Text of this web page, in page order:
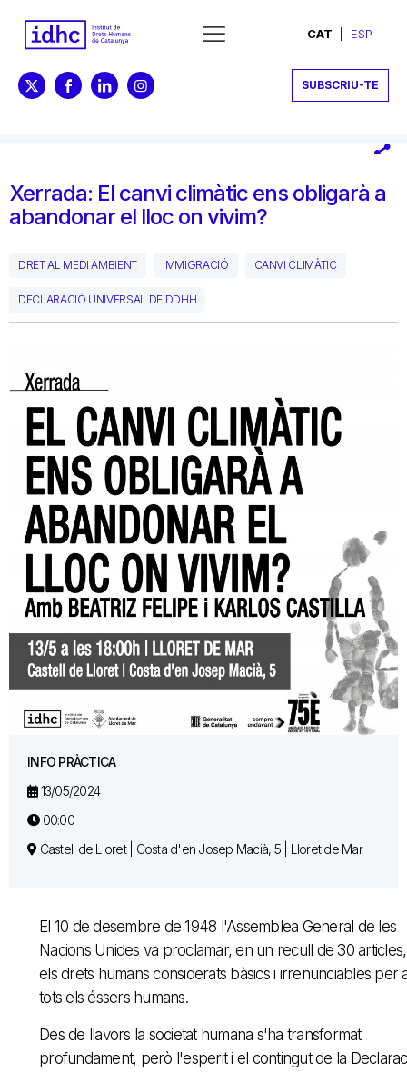
CAT ESP
SUBSCRIU-TE
Xerrada: El canvi climàtic ens obligarà a
abandonar el lloc on vivim?
DRET AL MEDI AMBIENT IMMIGRACIÓ CANVI CLIMÀTIC
DECLARACIÓ UNIVERSAL DE DDHH
INFO PRÀCTICA
13/05/2024
00:00
Castell de Lloret | Costa d'en Josep Macià, 5 | Lloret de Mar
El 10 de desembre de 1948 l'Assemblea General de les
Nacions Unides va proclamar, en un recull de 30 articles,
els drets humans considerats bàsics i irrenunciables per
tots els éssers humans.
Des de llavors la societat humana s'ha transformat
profundament, però l'esperit i el contingut de la